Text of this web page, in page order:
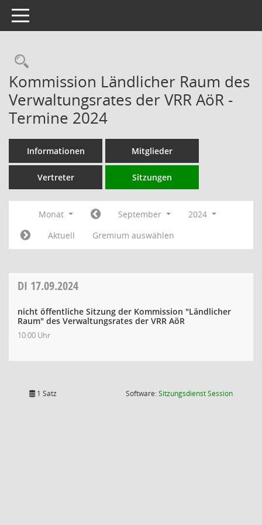
Toggle navigation
Rechercheauswahl
Kommission Ländlicher Raum des
Verwaltungsrates der VRR AöR -
Termine 2024
Informationen Mitglieder
Vertreter Sitzungen
Monat September
2024
Aktuell
Gremium auswählen
DI 17.09.2024
nicht öffentliche Sitzung der Kommission "Ländlicher
Raum" des Verwaltungsrates der VRR AöR
10:00 Uhr
1 Satz Software:SitzungsdienstSession(Wird in